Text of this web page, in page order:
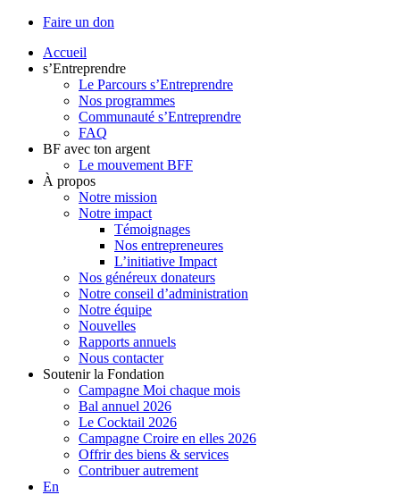
Faire un don
Accueil
s’Entreprendre
Le Parcours s’Entreprendre
Nos programmes
Communauté s’Entreprendre
FAQ
BF avec ton argent
Le mouvement BFF
À propos
Notre mission
Notre impact
Témoignages
Nos entrepreneures
L’initiative Impact
Nos généreux donateurs
Notre conseil d’administration
Notre équipe
Nouvelles
Rapports annuels
Nous contacter
Soutenir la Fondation
Campagne Moi chaque mois
Bal annuel 2026
Le Cocktail 2026
Campagne Croire en elles 2026
Offrir des biens & services
Contribuer autrement
En